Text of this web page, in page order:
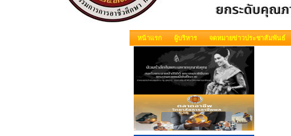
หน้าแรก ผู้บริหาร จดหมายข่าวประชาสัมพันธ์